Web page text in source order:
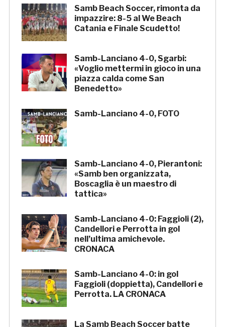
Samb Beach Soccer, rimonta da
impazzire: 8-5 al We Beach
Catania e Finale Scudetto!
Samb-Lanciano 4-0, Sgarbi:
«Voglio mettermi in gioco in una
piazza calda come San
Benedetto»
Samb-Lanciano 4-0, FOTO
Samb-Lanciano 4-0, Pierantoni:
«Samb ben organizzata,
Boscaglia è un maestro di
tattica»
Samb-Lanciano 4-0: Faggioli (2),
Candellori e Perrotta in gol
nell’ultima amichevole.
CRONACA
Samb-Lanciano 4-0: in gol
Faggioli (doppietta), Candellori e
Perrotta. LA CRONACA
La Samb Beach Soccer batte